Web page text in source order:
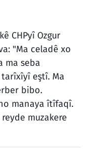
CHPyî Ozgur
"Ma celadê xo
ma seba
eştî. Ma
bibo.
manaya îtîfaqî.
muzakere